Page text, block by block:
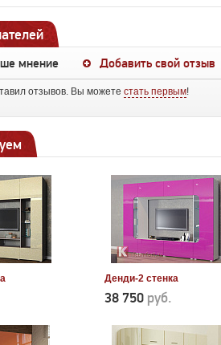
мнение Добавить свой отзыв
отзывов. Вы можете стать первым!
Денди-2 стенка
38 750 руб.